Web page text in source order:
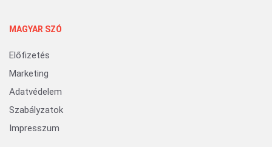
MAGYAR SZÓ
Előfizetés
Marketing
Adatvédelem
Szabályzatok
Impresszum